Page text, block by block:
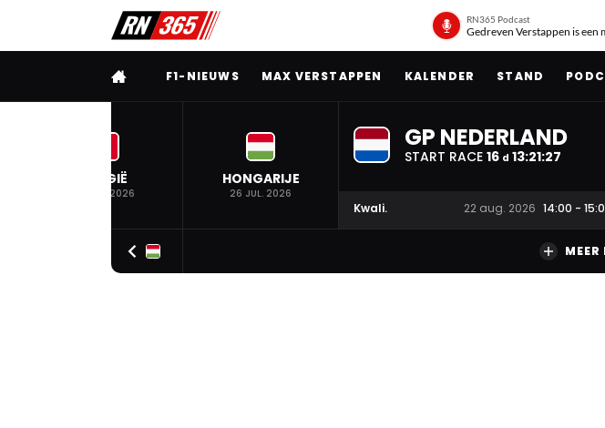
RN365 Podcast
Gedreven Verstappen is een
VOLLEDIG MENU
F1-NIEUWS MAX VERSTAPPEN KALENDER STAND
BELGIË
19 JUL. 2026
HONGARIJE
26 JUL. 2026
GP NEDERLAND
START RACE 16 d 13:21:26
Kwali. 22 aug. 2026 14:00 -